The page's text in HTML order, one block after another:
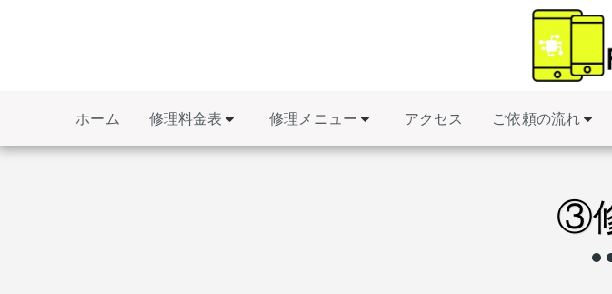
ホーム 修理料金表 修理メニュー アクセス ご依頼の流れ
③